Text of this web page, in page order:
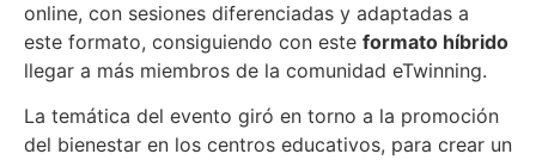
online, con sesiones diferenciadas y adaptadas a
este formato, consiguiendo con este formato híbrido
llegar a más miembros de la comunidad eTwinning.
La temática del evento giró en torno a la promoción
del bienestar en los centros educativos, para crear un